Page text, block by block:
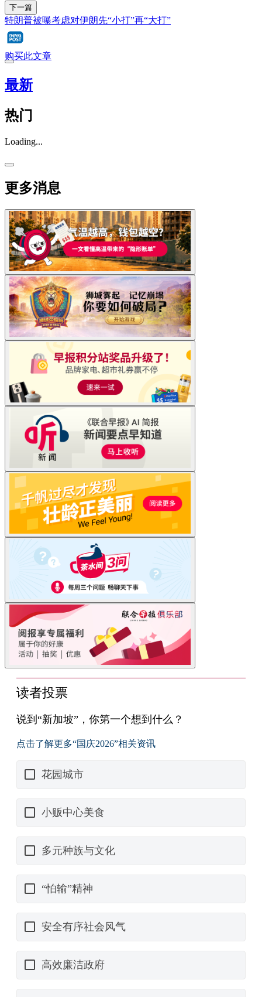
下一篇
特朗普被曝考虑对伊朗先“小打”再“大打”
购买此文章
最新
热门
Loading...
更多消息